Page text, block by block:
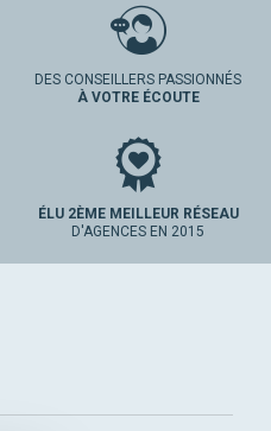
DES CONSEILLERS PASSIONNÉS
À VOTRE ÉCOUTE
ÉLU 2ÈME MEILLEUR RÉSEAU
D'AGENCES EN 2015